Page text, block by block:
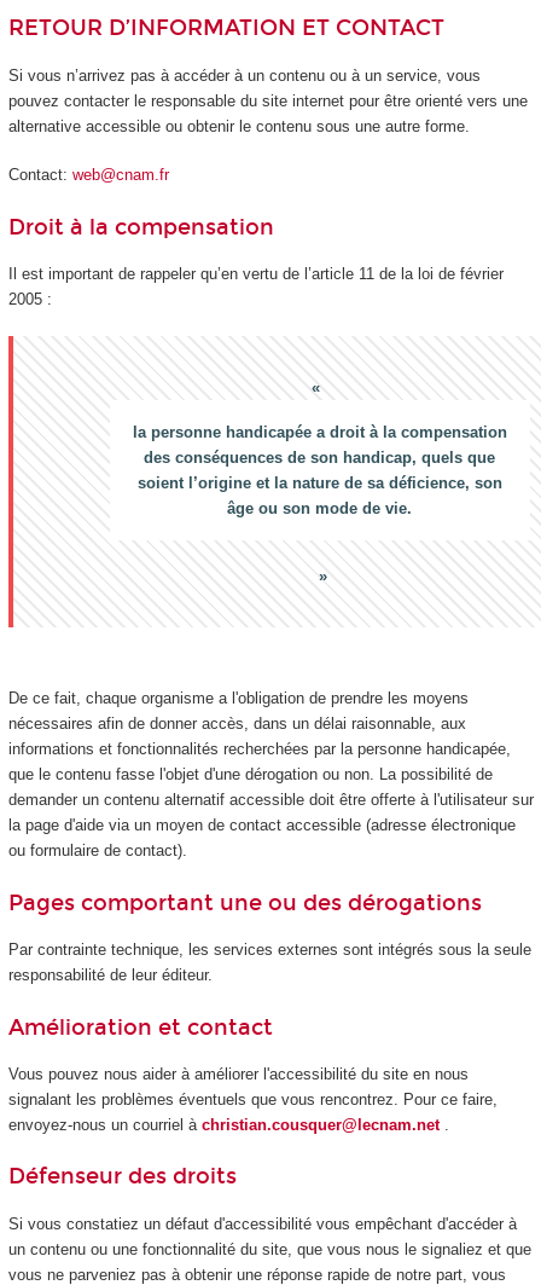
RETOUR D’INFORMATION ET CONTACT
Si vous n’arrivez pas à accéder à un contenu ou à un service, vous
pouvez contacter le responsable du site internet pour être orienté vers une
alternative accessible ou obtenir le contenu sous une autre forme.
Contact: web@cnam.fr
Droit à la compensation
Il est important de rappeler qu’en vertu de l’article 11 de la loi de février
2005 :
la personne handicapée a droit à la compensation
des conséquences de son handicap, quels que
soient l’origine et la nature de sa déficience, son
âge ou son mode de vie.
De ce fait, chaque organisme a l'obligation de prendre les moyens
nécessaires afin de donner accès, dans un délai raisonnable, aux
informations et fonctionnalités recherchées par la personne handicapée,
que le contenu fasse l'objet d'une dérogation ou non. La possibilité de
demander un contenu alternatif accessible doit être offerte à l'utilisateur sur
la page d'aide via un moyen de contact accessible (adresse électronique
ou formulaire de contact).
Pages comportant une ou des dérogations
Par contrainte technique, les services externes sont intégrés sous la seule
responsabilité de leur éditeur.
Amélioration et contact
Vous pouvez nous aider à améliorer l'accessibilité du site en nous
signalant les problèmes éventuels que vous rencontrez. Pour ce faire,
envoyez-nous un courriel à christian.cousquer@lecnam.net
Défenseur des droits
Si vous constatiez un défaut d'accessibilité vous empêchant d'accéder à
un contenu ou une fonctionnalité du site, que vous nous le signaliez et que
vous ne parveniez pas à obtenir une réponse rapide de notre part, vous